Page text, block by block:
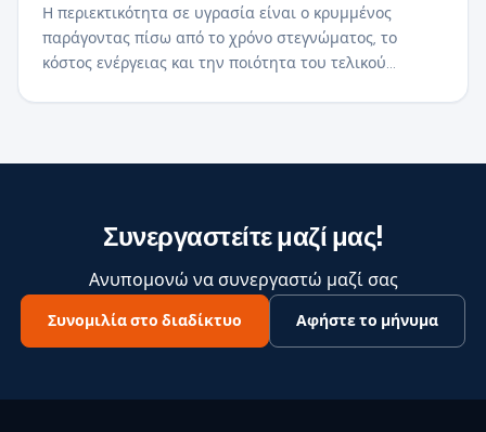
Η περιεκτικότητα σε υγρασία είναι ο κρυμμένος
παράγοντας πίσω από το χρόνο στεγνώματος, το
κόστος ενέργειας και την ποιότητα του τελικού
της διαδικασίας.
Συνεργαστείτε μαζί μας!
Ανυπομονώ να συνεργαστώ μαζί σας
Συνομιλία στο διαδίκτυο Αφήστε το μήνυμα